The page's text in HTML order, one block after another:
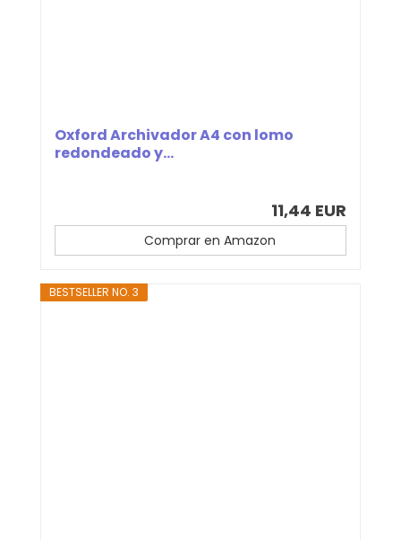
Oxford Archivador A4 con lomo
redondeado y...
11,44 EUR
Comprar en Amazon
BESTSELLER NO. 3